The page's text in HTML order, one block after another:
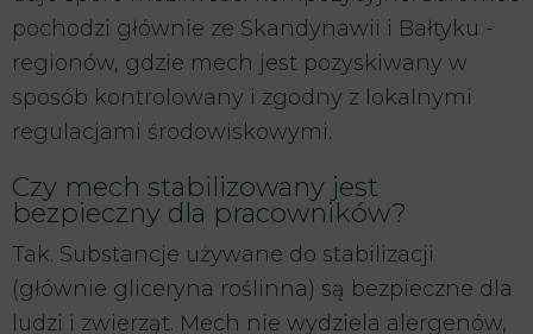
pochodzi głównie ze Skandynawii i Bałtyku -
regionów, gdzie mech jest pozyskiwany w
sposób kontrolowany i zgodny z lokalnymi
regulacjami środowiskowymi.
Czy mech stabilizowany jest
bezpieczny dla pracowników?
Tak. Substancje używane do stabilizacji
(głównie gliceryna roślinna) są bezpieczne dla
ludzi i zwierząt. Mech nie wydziela alergenów,